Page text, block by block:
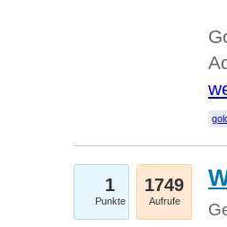
1
Punkte
1749
Aufrufe